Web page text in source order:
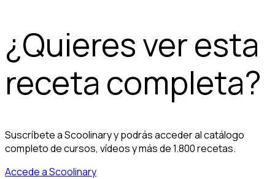
¿Quieres ver esta
receta completa?
Suscríbete a Scoolinary y podrás acceder al catálogo
completo de cursos, vídeos y más de 1.800 recetas.
Accede a Scoolinary